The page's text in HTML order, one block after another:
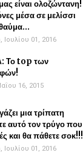
είναι ολοζώντανη!
μέσα σε μελίσσι
θαύμα...
01, 2016
Το top των
16, 2015
μια τρίπατη
αυτό τον τρύγο που
και θα πάθετε σοκ!!!
01, 2016